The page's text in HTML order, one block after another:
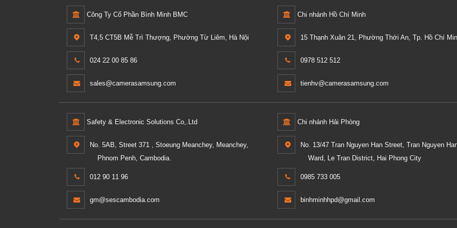
Công Ty Cổ Phần Bình Minh BMC
T4,5 CT5B Mễ Trì Thượng, Phường Từ Liêm, Hà Nội
024 22 00 85 86
sales@camerasamsung.com
Chi nhánh Hồ Chí Minh
15 Thạnh Xuân 21, Phường Thới An, Tp. Hồ Chí
0978 512 512
tienhv@camerasamsung.com
Safety & Electronic Solutions Co,.Ltd
No. 5AB, Street 371 , Stoeung Meanchey, Meanchey,
Phnom Penh, Cambodia.
012 90 11 96
gm@sescambodia.com
Chi nhánh Hải Phòng
No. 13/47 Tran Nguyen Han Street, Tran Nguyen
Ward, Le Tran District, Hai Phong City
0985 733 005
binhminhhpd@gmail.com